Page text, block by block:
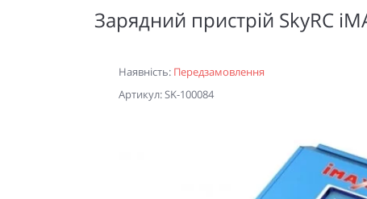
Зарядний пристрій SkyRC
Наявність: Передзамовлення
Артикул: SK-100084